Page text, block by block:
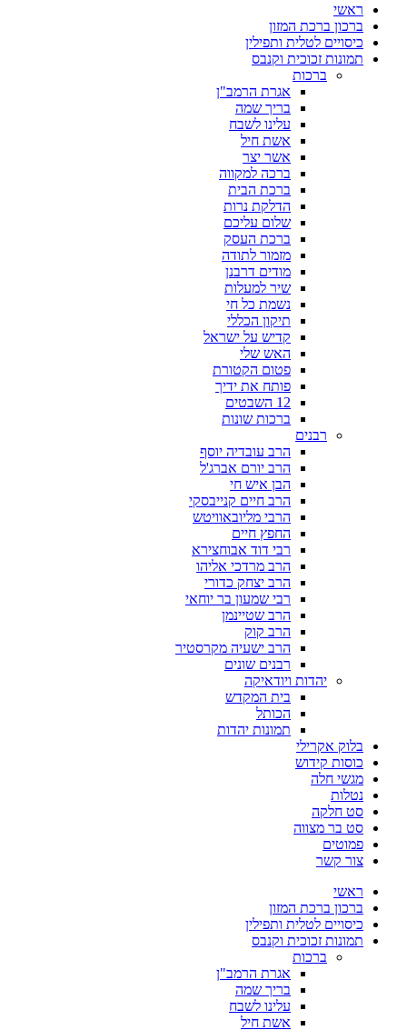
ראשי
ברכון ברכת המזון
כיסויים לטלית ותפילין
תמונות זכוכית וקנבס
ברכות
אגרת הרמב"ן
בריך שמה
עלינו לשבח
אשת חיל
אשר יצר
ברכה למקווה
ברכת הבית
הדלקת נרות
שלום עליכם
ברכת העסק
מזמור לתודה
מודים דרבנן
שיר למעלות
נשמת כל חי
תיקון הכללי
קדיש על ישראל
האש שלי
פטום הקטורת
פותח את ידיך
12 השבטים
ברכות שונות
רבנים
הרב עובדיה יוסף
הרב יורם אברג'ל
הבן איש חי
הרב חיים קנייבסקי
הרבי מליובאוויטש
החפץ חיים
רבי דוד אבוחצירא
הרב מרדכי אליהו
הרב יצחק כדורי
רבי שמעון בר יוחאי
הרב שטיינמן
הרב קוק
הרב ישעיה מקרסטיר
רבנים שונים
יהדות ויודאיקה
בית המקדש
הכותל
תמונות יהדות
בלוק אקרילי
כוסות קידוש
מגשי חלה
נטלות
סט חלקה
סט בר מצווה
פמוטים
צור קשר
ראשי
ברכון ברכת המזון
כיסויים לטלית ותפילין
תמונות זכוכית וקנבס
ברכות
אגרת הרמב"ן
בריך שמה
עלינו לשבח
אשת חיל